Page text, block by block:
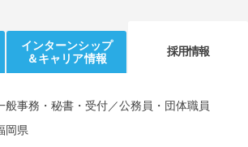
インターンシップ
＆キャリア情報
採用情報
般事務・秘書・受付／公務員・団体職員
岡県